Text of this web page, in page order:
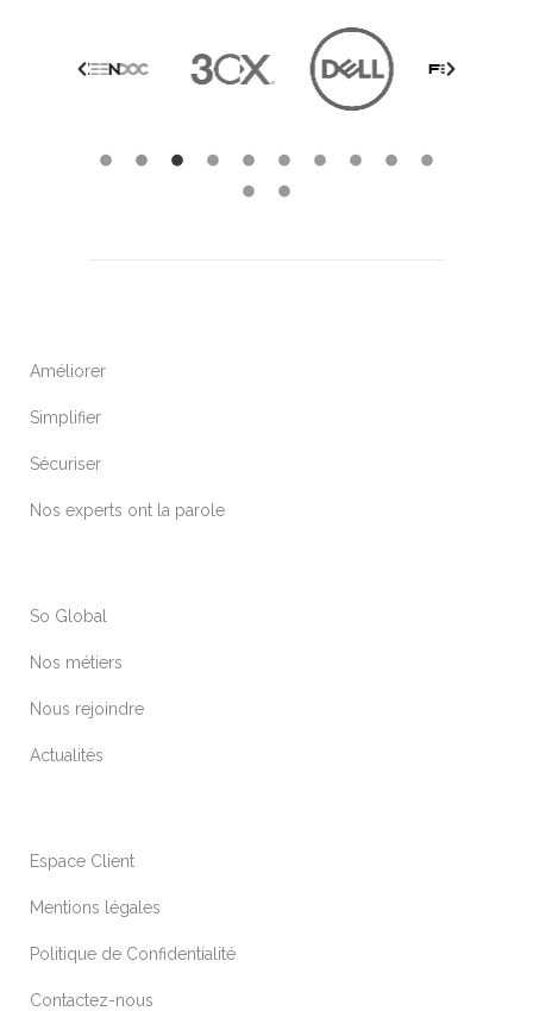
Améliorer
Simplifier
Sécuriser
Nos experts ont la parole
So Global
Nos métiers
Nous rejoindre
Actualités
Espace Client
Mentions légales
Politique de Confidentialité
Contactez-nous